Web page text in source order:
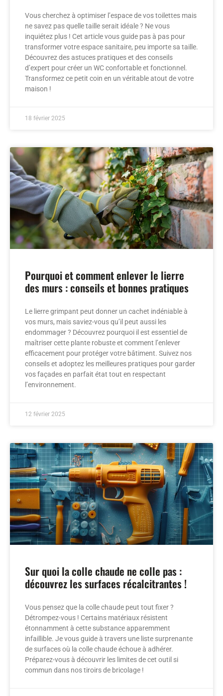
Vous cherchez à optimiser l’espace de vos toilettes mais
ne savez pas quelle taille serait idéale ? Ne vous
inquiétez plus ! Cet article vous guide pas à pas pour
transformer votre espace sanitaire, peu importe sa taille.
Découvrez des astuces pratiques et des conseils
d’expert pour créer un WC confortable et fonctionnel.
Transformez ce petit coin en un véritable atout de votre
maison !
18 février 2025
Pourquoi et comment enlever le lierre
des murs : conseils et bonnes pratiques
Le lierre grimpant peut donner un cachet indéniable à
vos murs, mais saviez-vous qu’il peut aussi les
endommager ? Découvrez pourquoi il est essentiel de
maîtriser cette plante robuste et comment l’enlever
efficacement pour protéger votre bâtiment. Suivez nos
conseils et adoptez les meilleures pratiques pour garder
vos façades en parfait état tout en respectant
l’environnement.
12 février 2025
Sur quoi la colle chaude ne colle pas :
découvrez les surfaces récalcitrantes !
Vous pensez que la colle chaude peut tout fixer ?
Détrompez-vous ! Certains matériaux résistent
étonnamment à cette substance apparemment
infaillible. Je vous guide à travers une liste surprenante
de surfaces où la colle chaude échoue à adhérer.
Préparez-vous à découvrir les limites de cet outil si
commun dans nos tiroirs de bricolage !